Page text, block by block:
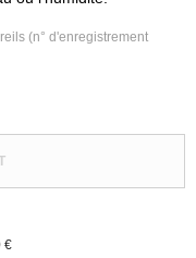
(n° d'enregistrement
€